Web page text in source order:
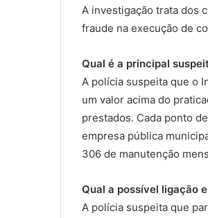
A investigação trata dos
fraude na execução de
Qual é a principal
A polícia suspeita que o
um valor acima do
prestados. Cada ponto
empresa pública
306 de manutenção
Qual a possível ligação
A polícia suspeita que